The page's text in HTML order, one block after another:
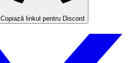
Copiază linkul pentru Discord